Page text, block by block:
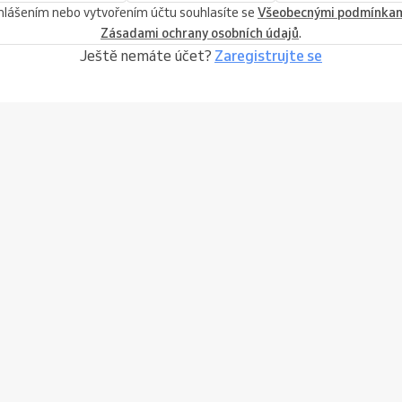
nebo vytvořením účtu souhlasíte se Všeobecnými
Zásadami ochrany osobních údajů.
Ještě nemáte účet? Zaregistrujte se